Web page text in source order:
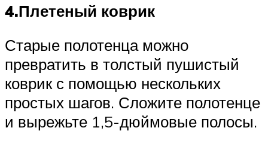
4.Плетеный коврик
Старые полотенца можно
превратить в толстый пушистый
коврик с помощью нескольких
простых шагов. Сложите полотенце
и вырежьте 1,5-дюймовые полосы.